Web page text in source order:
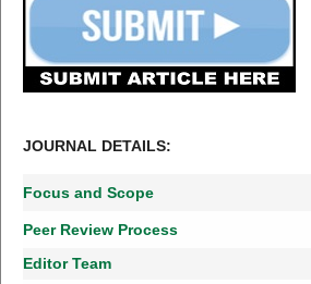
JOURNAL DETAILS:
Focus and Scope
Peer Review Process
Editor Team